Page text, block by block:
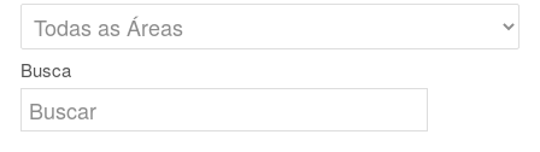
Busca